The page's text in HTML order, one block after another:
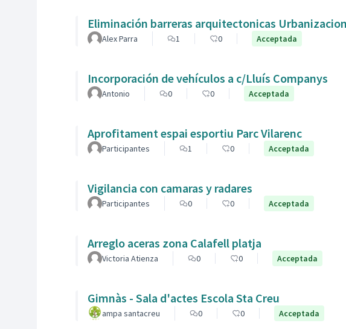
Eliminación barreras arquitectonicas
Alex Parra 1 0 Acceptada
Incorporación de vehículos a c/Lluís Companys
Antonio 0 0 Acceptada
Aprofitament espai esportiu Parc Vilarenc
Participantes 1 0 Acceptada
Vigilancia con camaras y radares
Participantes 0 0 Acceptada
Arreglo aceras zona Calafell platja
Victoria Atienza 0 0 Acceptada
Gimnàs - Sala d'actes Escola Sta Creu
ampa santacreu 0 0 Acceptada